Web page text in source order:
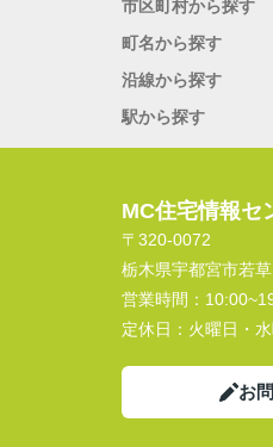
市区町村から探す
町名から探す
沿線から探す
駅から探す
MC住宅情報セ
〒320-0072
栃木県宇都宮市若
営業時間：
定休日： 火曜日・
お